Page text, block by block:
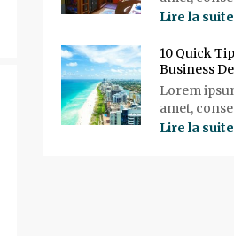
Lire la suite
10 Quick
Business
Lorem
amet,
Lire la suite